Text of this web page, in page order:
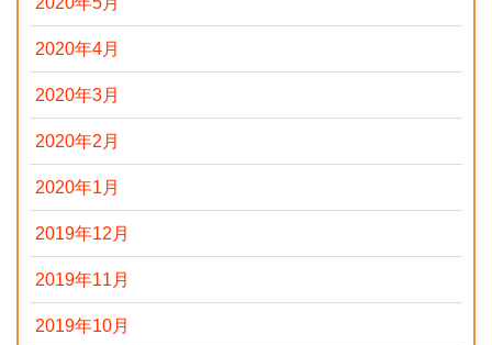
2020年4月
2020年3月
2020年2月
2020年1月
2019年12月
2019年11月
2019年10月